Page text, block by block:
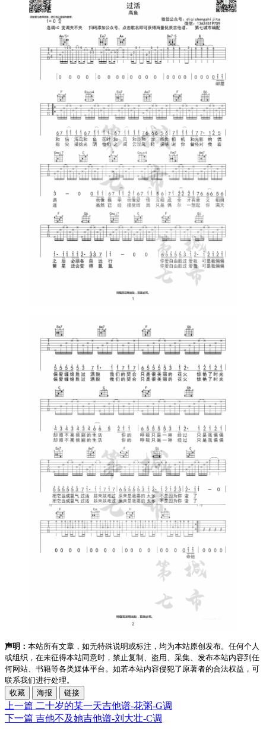
声明： 本站所有文章，如无特殊说明或标注，均为本站原创发布。任何个人
或组织，在未征得本站同意时，禁止复制、盗用、采集、发布本站内容到任
何网站、书籍等各类媒体平台。如若本站内容侵犯了原著者的合法权益，可
联系我们进行处理。
收藏
海报 链接
上一篇 二十岁的某一天吉他谱-花粥-G调
下一篇 吉他不及她吉他谱-刘大壮-C调